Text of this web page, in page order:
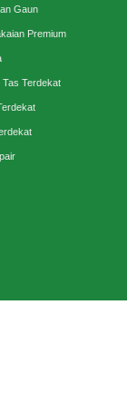
Gaun
Premium
Terdekat